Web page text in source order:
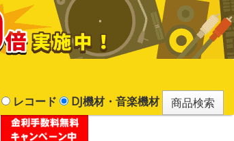
レコード DJ機材・音楽機材